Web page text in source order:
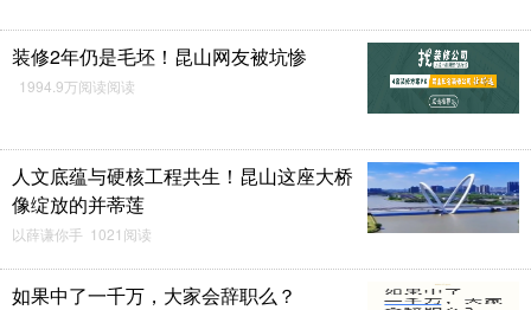
装修2年仍是毛坯！昆山网友被坑惨
1994.9万阅读阅读
人文底蕴与硬核工程共生！昆山这座大桥
像绽放的并蒂莲
以薛谦你手 1021阅读
如果中了一千万，大家会辞职么？